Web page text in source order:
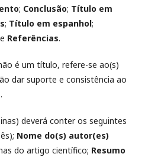
; Conclusão; Título em
; Título em espanhol;
e Referências.
é um título, refere-se ao(s)
dar suporte e consistência ao
deverá conter os seguintes
Nome do(s) autor(es)
do artigo científico; Resumo